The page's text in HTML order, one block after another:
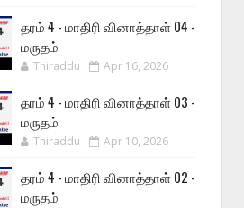
தரம் 4 - மாதிரி வினாத்தாள் 04 -
மருதம்
Thiraddu Apr 16, 2026
தரம் 4 - மாதிரி வினாத்தாள் 03 -
மருதம்
Thiraddu Apr 10, 2026
தரம் 4 - மாதிரி வினாத்தாள் 02 -
மருதம்